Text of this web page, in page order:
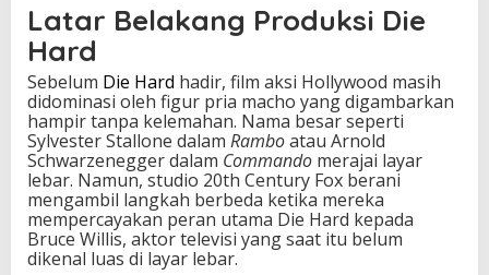
e
e
L
a
g
a
S
e
l
a
m
Latar Belakang Produksi Die
Hard
Sebelum Die Hard hadir, film aksi Hollywood masih
didominasi oleh figur pria macho yang digambarkan
hampir tanpa kelemahan. Nama besar seperti
Sylvester Stallone dalam Ramboatau Arnold
Schwarzenegger dalam Commando merajai layar
lebar. Namun, studio 20th Century Fox berani
mengambil langkah berbeda ketika mereka
mempercayakan peran utama Die Hard kepada
Bruce Willis, aktor televisi yang saat itu belum
dikenal luas di layar lebar.